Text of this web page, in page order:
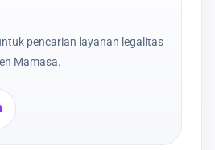
pencarian layanan legalitas
Mamasa.